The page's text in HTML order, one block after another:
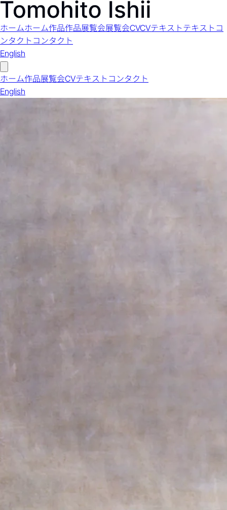
ホームホーム作品作品展覧会展覧会CVCVテキストテキスト コ
ンタクト コンタクト
English
ホーム作品展覧会CVテキスト コンタクト
English